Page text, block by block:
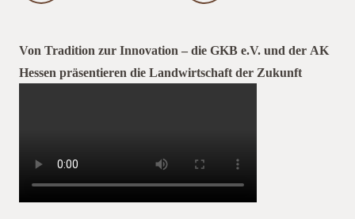
Von Tradition zur Innovation – die GKB e.V. und der AK
Hessen präsentieren die Landwirtschaft der Zukunft